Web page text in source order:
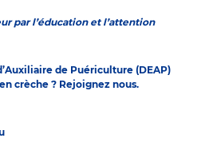
par l’éducation et l’attention
de Puériculture (DEAP)
crèche ? Rejoignez nous.